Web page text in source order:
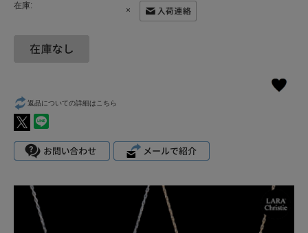
在庫:
×
返品についての詳細はこちら